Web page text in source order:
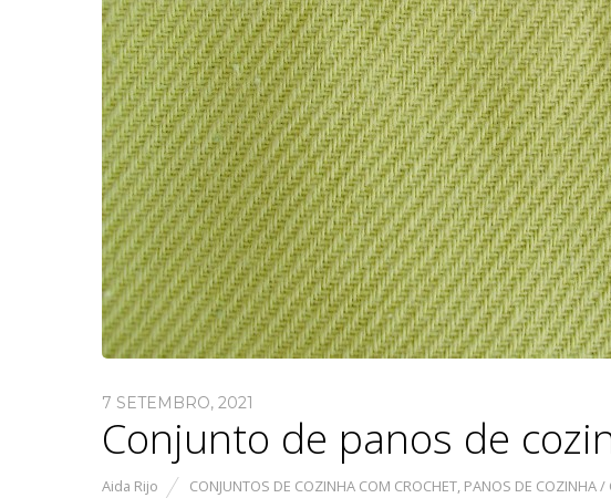
7 SETEMBRO, 2021
Conjunto de panos de
Aida Rijo CONJUNTOS DE COZINHA COM CROCHET, PANOS DE COZINHA /